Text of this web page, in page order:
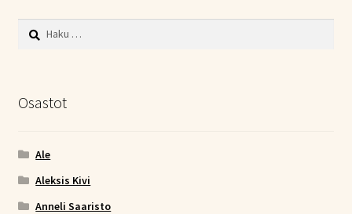
Haku:
Osastot
Ale
Aleksis Kivi
Anneli Saaristo